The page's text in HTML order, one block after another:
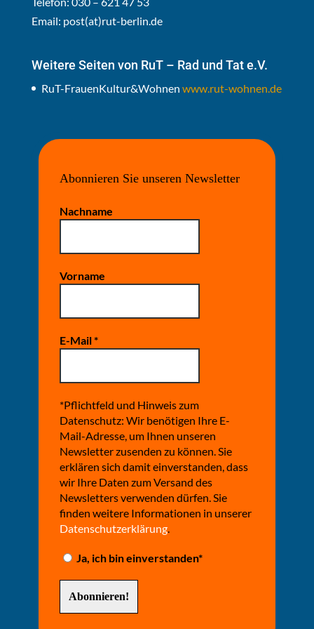
Email: post(at)rut-berlin.de
Weitere Seiten von RuT – Rad und Tat e.V.
RuT-FrauenKultur&Wohnen www.rut-wohnen.de
Abonnieren Sie unseren Newsletter
Nachname
Vorname
E-Mail*
*Pflichtfeld und Hinweis zum
Datenschutz: Wir benötigen Ihre E-
Mail-Adresse, um Ihnen unseren
Newsletter zusenden zu können. Sie
erklären sich damit einverstanden, dass
wir Ihre Daten zum Versand des
Newsletters verwenden dürfen. Sie
finden weitere Informationen in unserer
Datenschutzerklärung.
Ja, ich bin einverstanden*